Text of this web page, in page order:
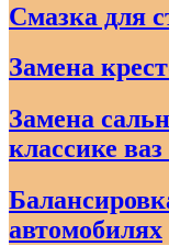
Смазка для
Замена
Замена
классике
автомобилях